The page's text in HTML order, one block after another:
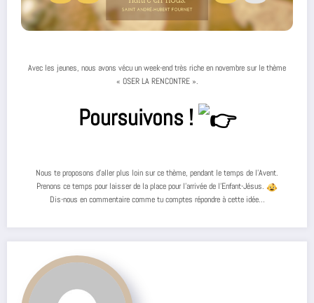
Avec les jeunes, nous avons vécu un week-end très riche en novembre sur le thème
« OSER LA RENCONTRE ».
Poursuivons !
Nous te proposons d’aller plus loin sur ce thème, pendant le temps de l’Avent.
Prenons ce temps pour laisser de la place pour l’arrivée de l’Enfant-Jésus.
Dis-nous en commentaire comme tu comptes répondre à cette idée…